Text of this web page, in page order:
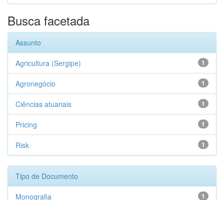
Busca facetada
Assunto
1
Agricultura (Sergipe)
1
Agronegócio
1
Ciências atuariais
1
Pricing
1
Risk
Tipo de Documento
1
Monografia